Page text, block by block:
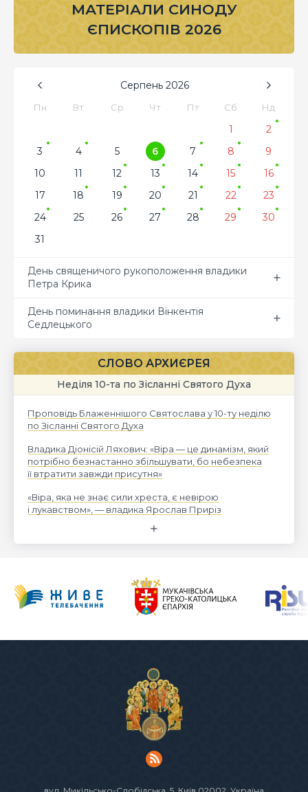
МАТЕРІАЛИ СИНОДУ
ЄПИСКОПІВ 2026
Серпень 2026
Пн Вт Ср Чт Пт Сб Нд
1
2
3
4 5 6 7 8
9
10
11 12 13 14 15
16
17
18 19 20 21 22
23
24
25 26 27 28 29
30
31
День священичого рукоположення владики
Петра Крика
День поминання владики Вінкентія
Седлецького
СЛОВО АРХИЄРЕЯ
Неділя 10-та по Зісланні Святого Духа
Проповідь Блаженнішого Святослава у 10-ту неділю
по Зісланні Святого Духа
Владика Діонісій Ляхович: «Віра — це динамізм, який
потрібно безнастанно збільшувати, бо небезпека
її втратити завжди присутня»
«Віра, яка не знає сили хреста, є невірою
і лукавством», — владика Ярослав Приріз